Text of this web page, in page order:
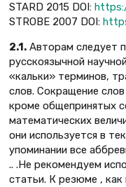
STARD 2015 DOI:
STROBE 2007 DOI:
2.1. Авторам следует
русскоязычной
«кальки» терминов,
слов. Сокращение
кроме общепринятых
математических
они используется в
упоминании все
.. .Не рекомендуем
статьи. К резюме ,